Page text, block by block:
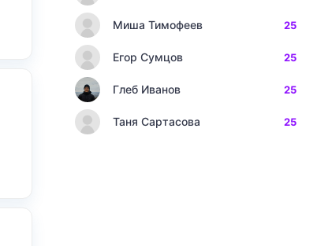
Миша Тимофеев 25
Егор Сумцов 25
Глеб Иванов 25
Таня Сартасова 25